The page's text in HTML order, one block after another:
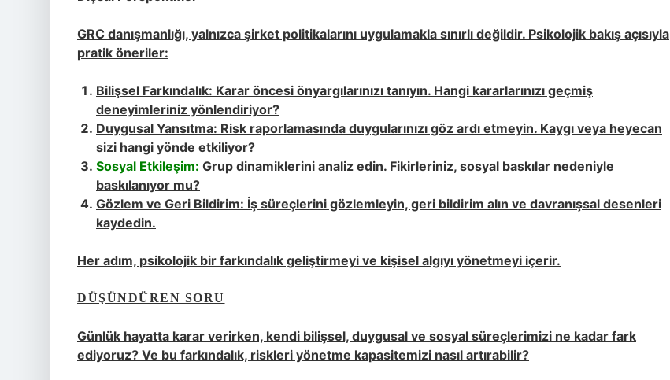
GRC danışmanlığı, yalnızca şirket politikalarını uygulamakla sınırlı değildir. Psikolojik bakış açısıyla
pratik öneriler:
Bilişsel Farkındalık: Karar öncesi önyargılarınızı tanıyın. Hangi kararlarınızı geçmiş
deneyimleriniz yönlendiriyor?
Duygusal Yansıtma: Risk raporlamasında duygularınızı göz ardı etmeyin. Kaygı veya heyecan
sizi hangi yönde etkiliyor?
Sosyal Etkileşim: Grup dinamiklerini analiz edin. Fikirleriniz, sosyal baskılar nedeniyle
baskılanıyor mu?
Gözlem ve Geri Bildirim: İş süreçlerini gözlemleyin, geri bildirim alın ve davranışsal desenleri
kaydedin.
Her adım, psikolojik bir farkındalık geliştirmeyi ve kişisel algıyı yönetmeyi içerir.
DÜŞÜNDÜREN SORU
Günlük hayatta karar verirken, kendi bilişsel, duygusal ve sosyal süreçlerimizi ne kadar fark
ediyoruz? Ve bu farkındalık, riskleri yönetme kapasitemizi nasıl artırabilir?